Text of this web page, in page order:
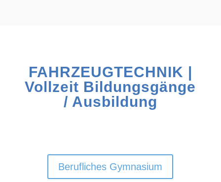
FAHRZEUGTECHNIK |
Vollzeit Bildungsgänge
/ Ausbildung
Berufliches Gymnasium